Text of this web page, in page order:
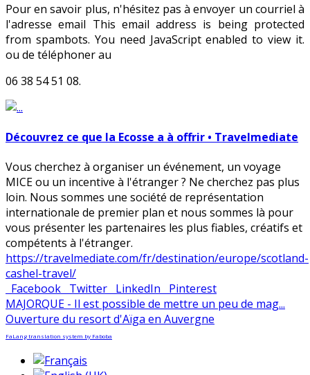
Pour en savoir plus, n'hésitez pas à envoyer un courriel à
l'adresse email This email address is being protected
from spambots. You need JavaScript enabled to view it.
ou de téléphoner au
06 38 54 51 08.
Découvrez ce que la Ecosse a à offrir • Travelmediate
Vous cherchez à organiser un événement, un voyage
MICE ou un incentive à l'étranger ? Ne cherchez pas plus
loin. Nous sommes une société de représentation
internationale de premier plan et nous sommes là pour
vous présenter les partenaires les plus fiables, créatifs et
compétents à l'étranger.
https://travelmediate.com/fr/destination/europe/scotland-
cashel-travel/
Facebook Twitter LinkedIn
Pinterest
MAJORQUE - Il est possible de mettre un peu de mag...
Ouverture du resort d'Aïga en Auvergne
FaLang translation system by Faboba